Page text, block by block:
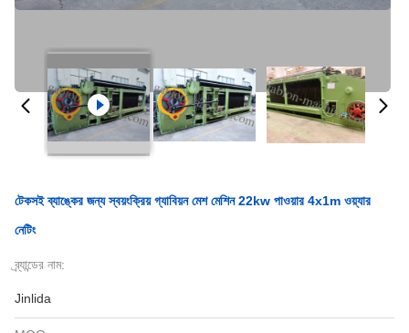
টেকসই ব্যাঙ্কের জন্য স্বয়ংক্রিয় গ্যাবিয়ন মেশ মেশিন 22kw পাওয়ার 4x1m ওয়্যার
নেটিং
ব্র্যান্ডের নাম:
Jinlida